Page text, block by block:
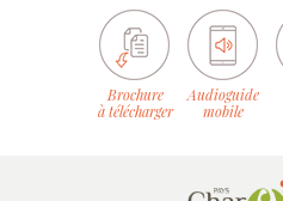
Brochure
à télécharger
Audioguide
mobile